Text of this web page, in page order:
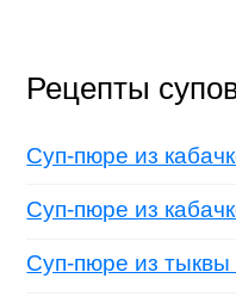
Рецепты
Суп-пюре из
Суп-пюре из
Суп-пюре из тыквы